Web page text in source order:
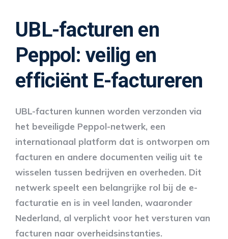
UBL-facturen en
Peppol: veilig en
efficiënt E-factureren
UBL-facturen kunnen worden verzonden via
het beveiligde Peppol-netwerk, een
internationaal platform dat is ontworpen om
facturen en andere documenten veilig uit te
wisselen tussen bedrijven en overheden. Dit
netwerk speelt een belangrijke rol bij de e-
facturatie en is in veel landen, waaronder
Nederland, al verplicht voor het versturen van
facturen naar overheidsinstanties.